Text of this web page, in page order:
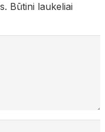
Būtini laukeliai